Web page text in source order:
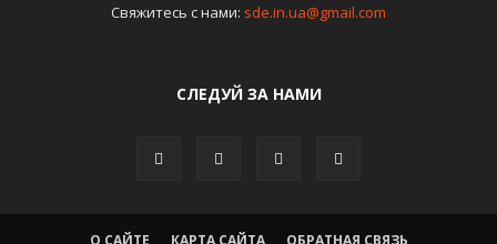
Свяжитесь с нами: sde.in.ua@gmail.com
СЛЕДУЙ ЗА НАМИ
О САЙТЕ КАРТА САЙТА ОБРАТНАЯ СВЯЗЬ